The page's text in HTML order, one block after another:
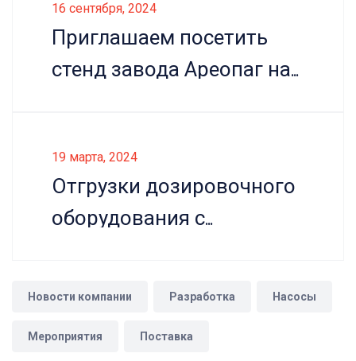
16 сентября, 2024
Приглашаем посетить
стенд завода Ареопаг на
19 марта, 2024
Отгрузки дозировочного
оборудования с
Новости компании Разработка Насосы
Мероприятия Поставка